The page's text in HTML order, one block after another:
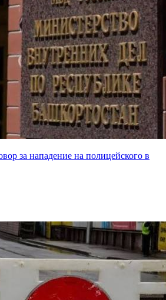
за нападение на полицейского в